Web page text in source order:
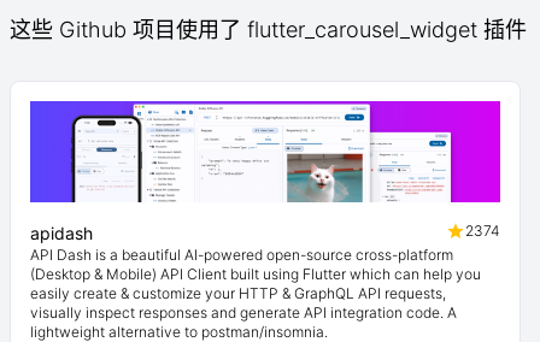
这些 Github 项目使用了 flutter_carousel_widget 插件
apidash
2374
API Dash is a beautiful AI-powered open-source cross-platform
(Desktop & Mobile) API Client built using Flutter which can help you
easily create & customize your HTTP & GraphQL API requests,
visually inspect responses and generate API integration code. A
lightweight alternative to postman/insomnia.